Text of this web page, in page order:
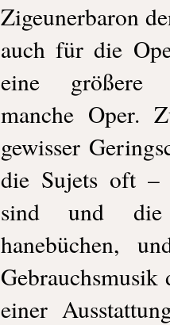
Zigeunerbaron
auch für die
eine größere
manche Oper.
gewisser
die Sujets oft –
sind und die
hanebüchen,
einer